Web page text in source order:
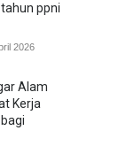
ppni
2026
Alam
Kerja